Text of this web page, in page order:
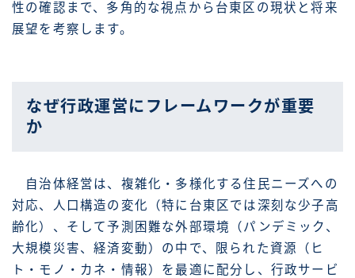
性の確認まで、多角的な視点から台東区の現状と将来
展望を考察します。
なぜ行政運営にフレームワークが重要
か
自治体経営は、複雑化・多様化する住民ニーズへの
対応、人口構造の変化（特に台東区では深刻な少子高
齢化）、そして予測困難な外部環境（パンデミック、
大規模災害、経済変動）の中で、限られた資源（ヒ
ト・モノ・カネ・情報）を最適に配分し、行政サービ